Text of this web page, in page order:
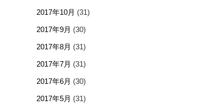
2017年10月 (31)
2017年9月 (30)
2017年8月 (31)
2017年7月 (31)
2017年6月 (30)
2017年5月 (31)